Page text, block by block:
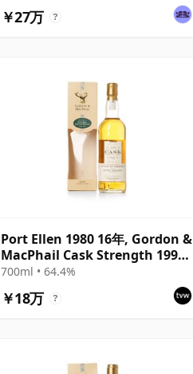
￥27万 ?
Port Ellen 1980 16年, Gordon &
MacPhail Cask Strength 1997
Bottling with Box
700ml • 64.4%
￥18万 ?